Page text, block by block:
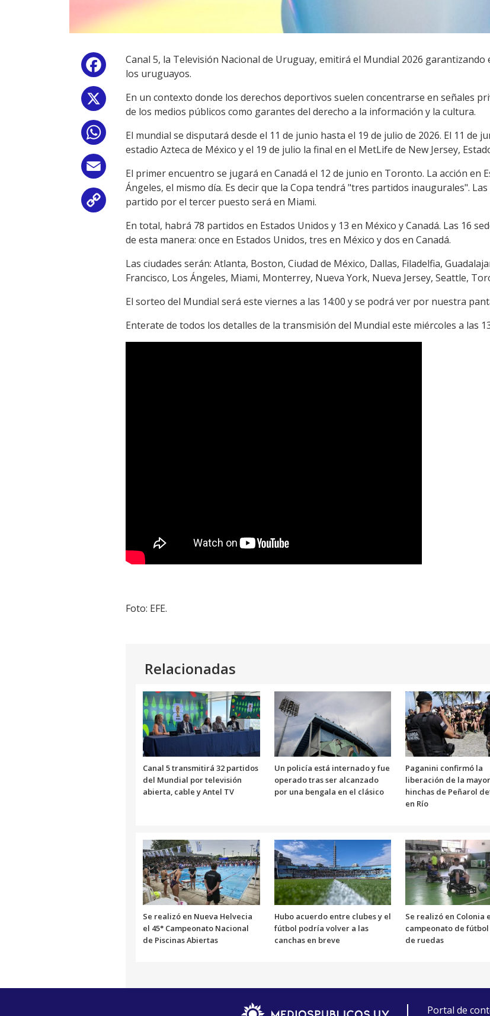
Facebook
WhatsApp
Email
Copy
Link
Canal 5, la Televisión Nacional de Uruguay, emitirá el Mundial 2026
los uruguayos.
En un contexto donde los derechos deportivos suelen concentrarse en señales
de los medios públicos como garantes del derecho a la información y la cultura.
El mundial se disputará desde el 11 de junio hasta el 19 de julio de 2026. El 11 de
estadio Azteca de México y el 19 de julio la final en el MetLife de New Jersey,
El primer encuentro se jugará en Canadá el 12 de junio en Toronto. La acción en
Ángeles, el mismo día. Es decir que la Copa tendrá "tres partidos inaugurales".
partido por el tercer puesto será en Miami.
En total, habrá 78 partidos en Estados Unidos y 13 en México y Canadá. Las 16
de esta manera: once en Estados Unidos, tres en México y dos en Canadá.
Las ciudades serán: Atlanta, Boston, Ciudad de México, Dallas, Filadelfia,
Francisco, Los Ángeles, Miami, Monterrey, Nueva York, Nueva Jersey, Seattle,
El sorteo del Mundial será este viernes a las 14:00 y se podrá ver por nuestra
Enterate de todos los detalles de la transmisión del Mundial este miércoles a las
Foto: EFE.
Relacionadas
Canal 5 transmitirá 32 partidos
del Mundial por televisión
abierta, cable y Antel TV
Un policía está internado y fue
operado tras ser alcanzado
por una bengala en el clásico
Paganini confirmó la
liberación de la
hinchas de Peñarol
en Río
Se realizó en Nueva Helvecia
el 45° Campeonato Nacional
de Piscinas Abiertas
Hubo acuerdo entre clubes y el
fútbol podría volver a las
canchas en breve
Se realizó en Colonia
campeonato de
de ruedas
Portal de